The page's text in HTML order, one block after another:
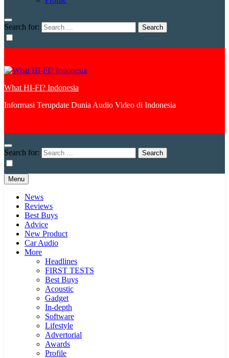
Search for:
What HI-FI? Indonesia
Informasi Terupdate Dunia Audio Video di Indonesia
Search for:
Menu
News
Reviews
Best Buys
Advice
New Product
Car Audio
More
Headlines
FIRST TESTS
Best Buys
Acoustic
Gadget
In-depth
Software
Lifestyle
Advertorial
Awards
Profile